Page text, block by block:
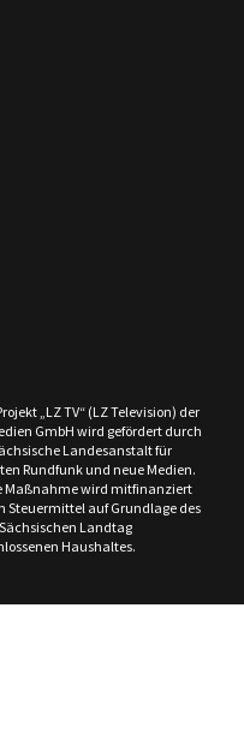
„LZ TV“ (LZ Television) der
GmbH wird gefördert durch
Landesanstalt für
Rundfunk und neue Medien.
Maßnahme wird mitfinanziert
Steuermittel auf Grundlage des
Landtag
Haushaltes.